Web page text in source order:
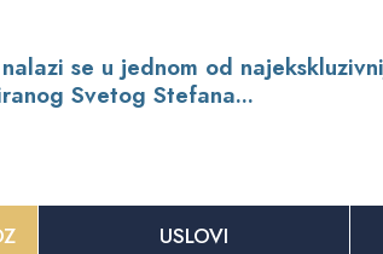
se u jednom od
Svetog Stefana...
USLOVI